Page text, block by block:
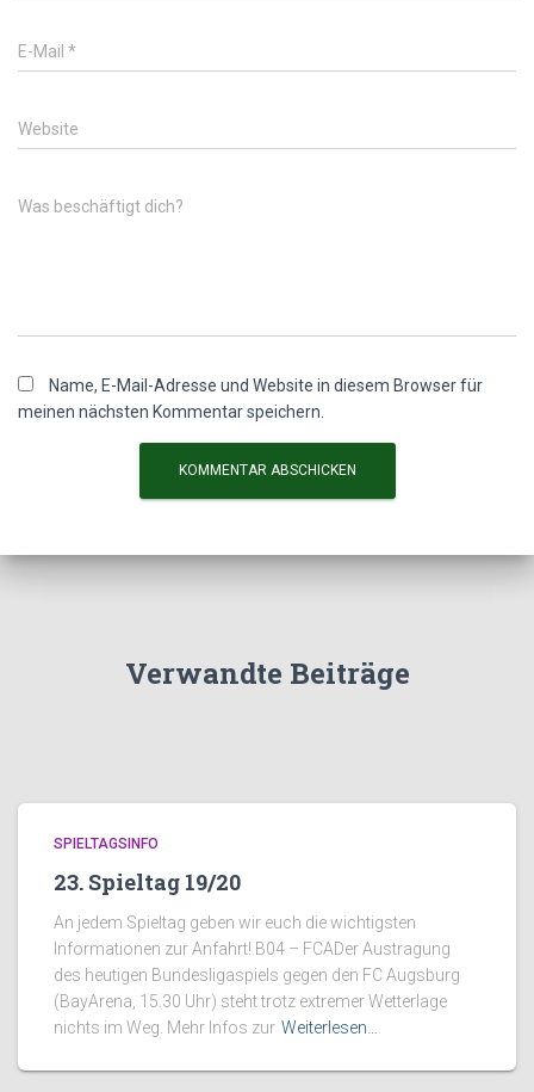
E-Mail *
Website
Was beschäftigt dich?
Name, E-Mail-Adresse und Website in diesem Browser für
meinen nächsten Kommentar speichern.
Verwandte Beiträge
SPIELTAGSINFO
23. Spieltag 19/20
An jedem Spieltag geben wir euch die wichtigsten
Informationen zur Anfahrt! B04 – FCADer Austragung
des heutigen Bundesligaspiels gegen den FC Augsburg
(BayArena, 15.30 Uhr) steht trotz extremer Wetterlage
nichts im Weg. Mehr Infos zur Weiterlesen…